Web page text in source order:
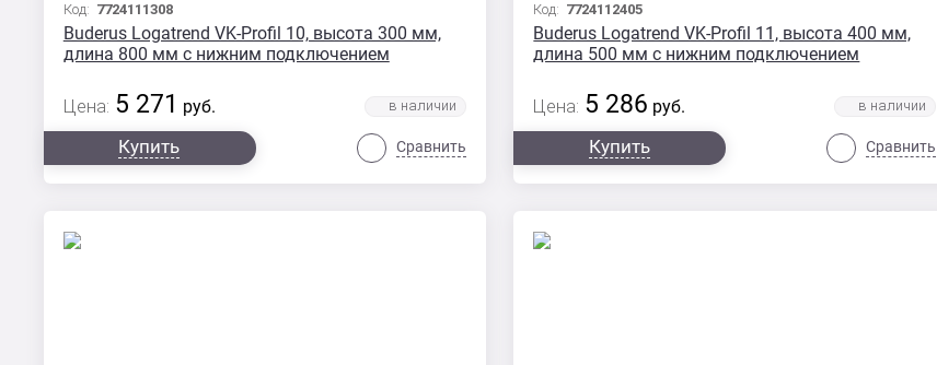
Код: 7724111308
Buderus Logatrend VK-Profil 10, высота 300 мм,
длина 800 мм с нижним подключением
Цена: 5 271 руб.
Купить Сравнить
Код: 7724112405
Buderus Logatrend VK-Profil 11, высота 400 мм,
длина 500 мм с нижним подключением
Цена: 5 286 руб.
Купить Сравнить